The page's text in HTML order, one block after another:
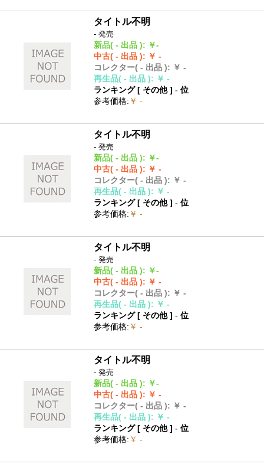
タイトル不明
- 発売
新品( - 出品 ): ￥-
中古( - 出品 ): ￥ -
コレクター( - 出品 ): ￥ -
再生品( - 出品 ): ￥ -
ランキング [ その他]- 位
参考価格: ￥ -
タイトル不明
- 発売
新品( - 出品 ): ￥-
中古( - 出品 ): ￥ -
コレクター( - 出品 ): ￥ -
再生品( - 出品 ): ￥ -
ランキング [ その他]- 位
参考価格: ￥ -
タイトル不明
- 発売
新品( - 出品 ): ￥-
中古( - 出品 ): ￥ -
コレクター( - 出品 ): ￥ -
再生品( - 出品 ): ￥ -
ランキング [ その他]- 位
参考価格: ￥ -
タイトル不明
- 発売
新品( - 出品 ): ￥-
中古( - 出品 ): ￥ -
コレクター( - 出品 ): ￥ -
再生品( - 出品 ): ￥ -
ランキング [ その他]- 位
参考価格: ￥ -